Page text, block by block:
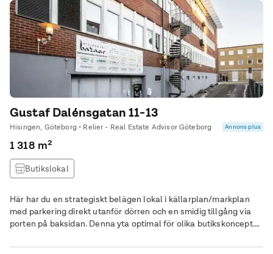
Gustaf Dalénsgatan 11-13
Hisingen, Göteborg • Relier - Real Estate Advisor Göteborg Annons plus
1 318 m²
Butikslokal
Här har du en strategiskt belägen lokal i källarplan/markplan
med parkering direkt utanför dörren och en smidig tillgång via
porten på baksidan. Denna yta optimal för olika butikskoncept.
atmosfär som passar din verksamhet. Dock är det inte möjligt